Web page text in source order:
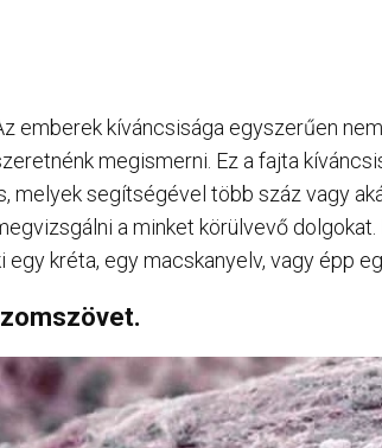
emberek kíváncsisága egyszerűen
megismerni. Ez a fajta
melyek segítségével több száz vagy
a minket körülvevő
egy kréta, egy macskanyelv, vagy épp